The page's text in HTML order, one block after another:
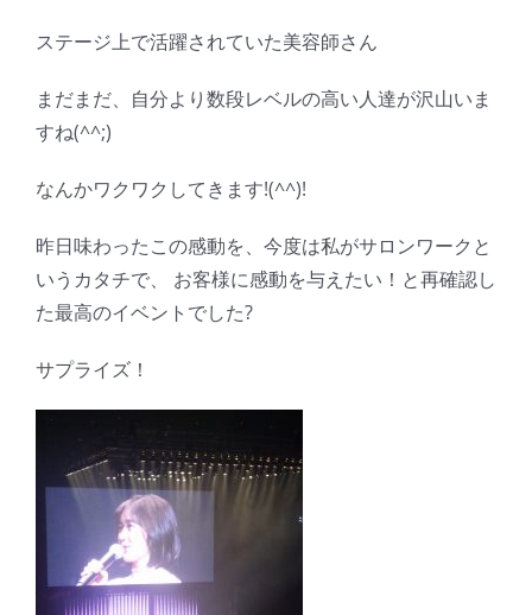
ステージ上で活躍されていた美容師さん
まだまだ、自分より数段レベルの高い人達が沢山いま
すね(^^;)
なんかワクワクしてきます!(^^)!
昨日味わったこの感動を、今度は私がサロンワークと
いうカタチで、 お客様に感動を与えたい！と再確認し
た最高のイベントでした?
サプライズ！